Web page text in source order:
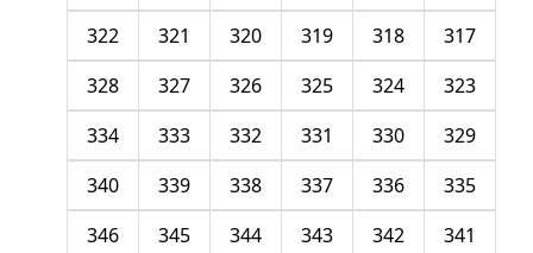
317
318
319
320
321
322
323
324
325
326
327
328
329
330
331
332
333
334
335
336
337
338
339
340
341
342
343
344
345
346